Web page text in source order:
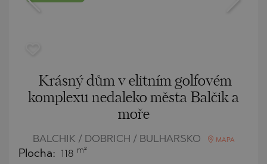
Krásný dům v elitním golfovém
komplexu nedaleko města Balčik a
moře
BALCHIK / DOBRICH / BULHARSKO MAPA
Plocha: 118 m²